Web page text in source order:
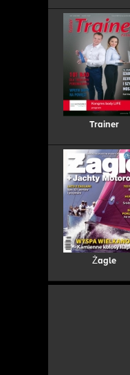
Trainer
Żagle